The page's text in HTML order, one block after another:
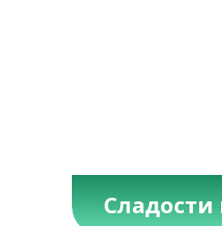
Сладости